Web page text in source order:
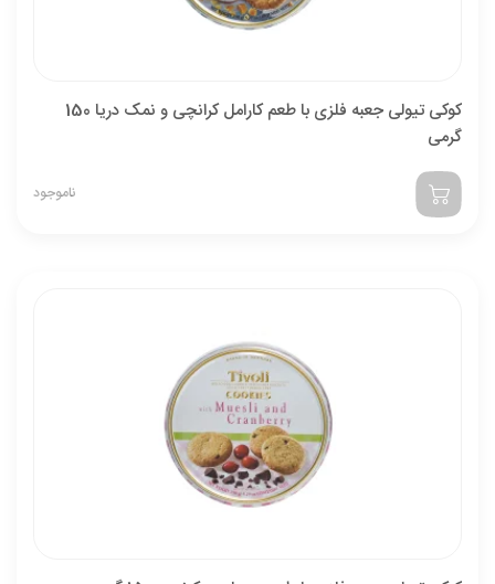
کوکی تیولی جعبه فلزی با طعم کارامل کرانچی و نمک دریا 150
گرمی
ناموجود